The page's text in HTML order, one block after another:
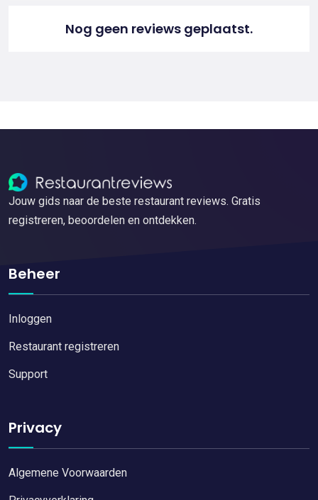
Nog geen reviews geplaatst.
Jouw gids naar de beste restaurant reviews. Gratis
registreren, beoordelen en ontdekken.
Beheer
Inloggen
Restaurant registreren
Support
Privacy
Algemene Voorwaarden